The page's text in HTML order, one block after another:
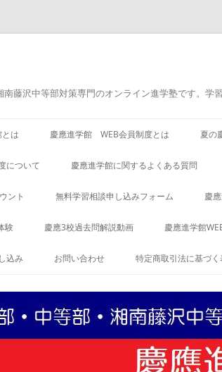
藤沢中等部対策専門のオンライン進学塾です。学
は 慶應進学館 WEB会員制度とは 夏の
について 慶應進学館に関するよくある質問
ント 無料学習相談申し込みフォーム 慶
験 慶應3校過去問解説動画 慶應進学館
込み お問い合わせ 特定商取引法に基づく